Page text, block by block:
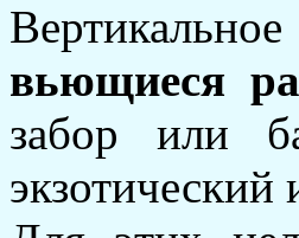
вьющиеся
забор или